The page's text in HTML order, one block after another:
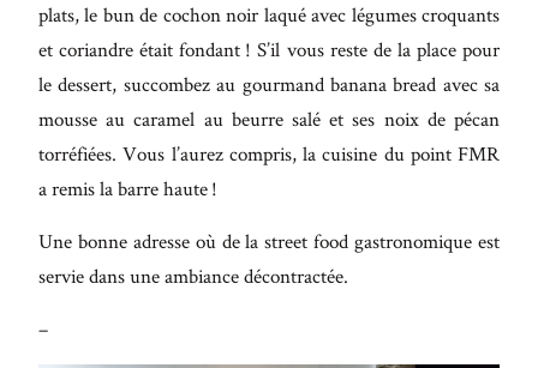
plats, le bun de cochon noir laqué avec légumes croquants
et coriandre était fondant ! S’il vous reste de la place pour
le dessert, succombez au gourmand banana bread avec sa
mousse au caramel au beurre salé et ses noix de pécan
torréfiées. Vous l’aurez compris, la cuisine du point FMR
a remis la barre haute !
Une bonne adresse où de la street food gastronomique est
servie dans une ambiance décontractée.
–